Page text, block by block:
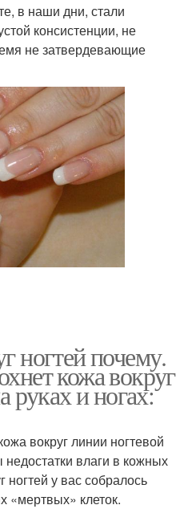
в наши дни, стали
консистенции, не
не затвердевающие
ногтей почему.
кожа вокруг
руках и ногах:
вокруг линии ногтевой
влаги в кожных
ногтей у вас собралось
«мертвых» клеток.